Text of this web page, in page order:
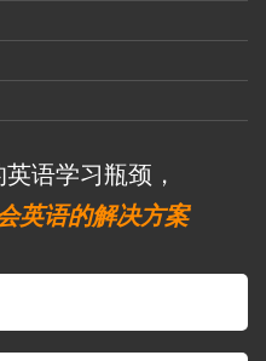
语学习瓶颈，
英语的解决方案